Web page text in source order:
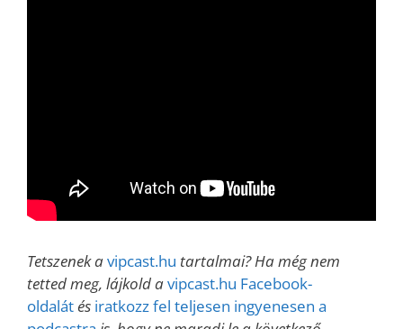
Tetszenek avipcast.hu tartalmai? Ha még nem
tetted meg, lájkold avipcast.hu Facebook-
oldalátés iratkozz fel teljesen ingyenesen a